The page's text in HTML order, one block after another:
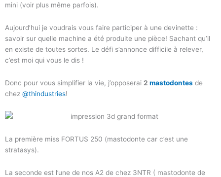
mini (voir plus même parfois).
Aujourd’hui je voudrais vous faire participer à une devinette :
savoir sur quelle machine a été produite une pièce! Sachant qu’il
en existe de toutes sortes. Le défi s’annonce difficile à relever,
c’est moi qui vous le dis !
Donc pour vous simplifier la vie, j’opposerai 2 mastodontes de
chez @thindustries!
La première miss FORTUS 250 (mastodonte car c’est une
stratasys).
La seconde est l’une de nos A2 de chez 3NTR ( mastodonte de